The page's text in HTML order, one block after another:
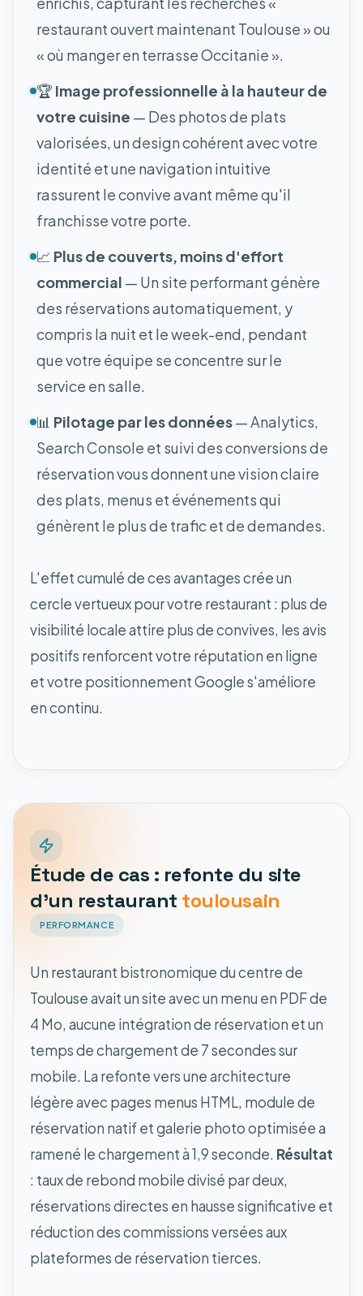
restaurant ouvert maintenant Toulouse » ou
« où manger en terrasse Occitanie ».
🏆 Image professionnelle à la hauteur de
votre cuisine — Des photos de plats
valorisées, un design cohérent avec votre
identité et une navigation intuitive
rassurent le convive avant même qu'il
franchisse votre porte.
📈 Plus de couverts, moins d'effort
commercial — Un site performant génère
des réservations automatiquement, y
compris la nuit et le week-end, pendant
que votre équipe se concentre sur le
service en salle.
📊 Pilotage par les données— Analytics,
Search Console et suivi des conversions de
réservation vous donnent une vision claire
des plats, menus et événements qui
génèrent le plus de trafic et de demandes.
L'effet cumulé de ces avantages crée un
cercle vertueux pour votre restaurant : plus de
visibilité locale attire plus de convives, les avis
positifs renforcent votre réputation en ligne
et votre positionnement Google s'améliore
en continu.
Étude de cas : refonte du site
d'un restaurant toulousain
PERFORMANCE
Un restaurant bistronomique du centre de
Toulouse avait un site avec un menu en PDF de
4 Mo, aucune intégration de réservation et un
temps de chargement de 7 secondes sur
mobile. La refonte vers une architecture
légère avec pages menus HTML, module de
réservation natif et galerie photo optimisée a
ramené le chargement à 1,9 seconde. Résultat
: taux de rebond mobile divisé par deux,
réservations directes en hausse significative et
réduction des commissions versées aux
plateformes de réservation tierces.